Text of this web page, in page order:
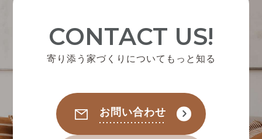
CONTACT US!
寄り添う家づくりについてもっと知る
お問い合わせ